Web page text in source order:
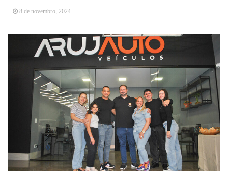
Arujá promove 2º encontro da Jornada de
Arujá terá novo posto para emissão do Cartão
8 de novembro, 2024